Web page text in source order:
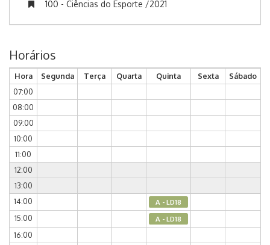
100 - Ciências do Esporte /2021
Horários
Hora Segunda Terça Quarta Quinta Sexta
Sábado
07:00
08:00
09:00
10:00
11:00
12:00
13:00
14:00
A - LD18
15:00 A - LD18
16:00